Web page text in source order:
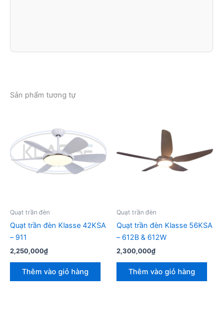
Sản phẩm tương tự
Quạt trần đèn
Quạt trần đèn Klasse 42KSA
– 911
2,250,000₫
Thêm vào giỏ hàng
Quạt trần đèn
Quạt trần đèn Klasse 56KSA
– 612B & 612W
2,300,000₫
Thêm vào giỏ hàng